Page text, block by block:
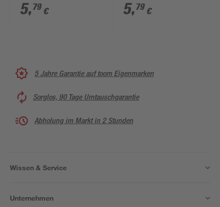
5,79 € 5,79 €
5 Jahre Garantie auf toom Eigenmarken
Sorglos, 90 Tage Umtauschgarantie
Abholung im Markt in 2 Stunden
Wissen & Service
Unternehmen